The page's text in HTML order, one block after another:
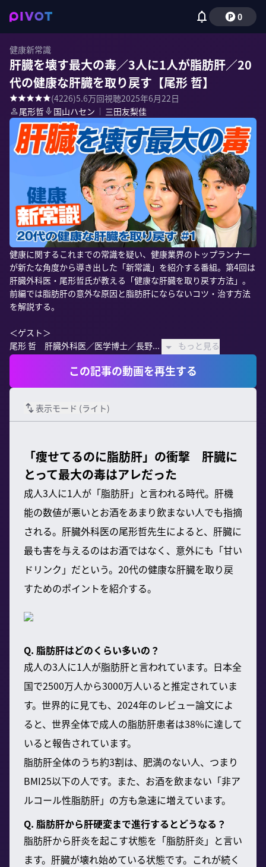
0
健康新常識
肝臓を壊す最大の毒／3人に1人が脂肪肝／20
代の健康な肝臓を取り戻す【尾形 哲】
(4226)5.6万回視聴2025年6月22日
尾形哲
国山ハセン ｜ 三田友梨佳
健康に関するこれまでの常識を疑い、健康業界のトップランナー
が新たな角度から導き出した「新常識」を紹介する番組。第4回は
肝臓外科医・尾形哲氏が教える「健康な肝臓を取り戻す方法」。
前編では脂肪肝の意外な原因と脂肪肝にならないコツ・治す方法
を解説する。
＜ゲスト＞
尾形 哲　肝臓外科医／医学博士／長野...
もっと見る
この記事の動画を再生する
表示モード (ライト)
「痩せてるのに脂肪肝」の衝撃 肝臓に
とって最大の毒はアレだった
成人3人に1人が「脂肪肝」と言われる時代。肝機
能の数値が悪いとお酒をあまり飲まない人でも指摘
される。肝臓外科医の尾形哲先生によると、肝臓に
最も害を与えるのはお酒ではなく、意外にも「甘い
ドリンク」だという。20代の健康な肝臓を取り戻
すためのポイントを紹介する。
Q. 脂肪肝はどのくらい多いの？
成人の3人に1人が脂肪肝と言われています。日本全
国で2500万人から3000万人いると推定されていま
す。世界的に見ても、2024年のレビュー論文によ
ると、世界全体で成人の脂肪肝患者は38%に達して
いると報告されています。
脂肪肝全体のうち約3割は、肥満のない人、つまり
BMI25以下の人です。また、お酒を飲まない「非ア
ルコール性脂肪肝」の方も急速に増えています。
Q. 脂肪肝から肝硬変まで進行するとどうなる？
脂肪肝から肝炎を起こす状態を「脂肪肝炎」と言い
ます。肝臓が壊れ始めている状態です。これが続く